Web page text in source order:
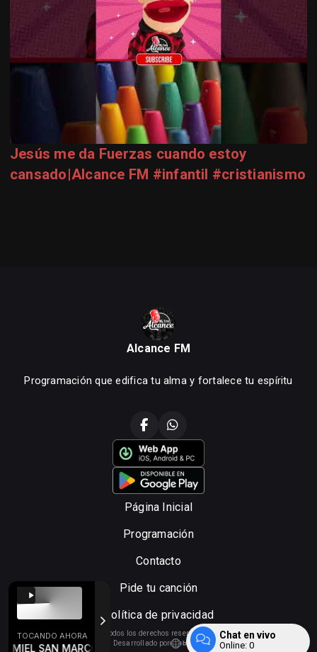
TOCANDO AHORA
SAN MARCOS(1) EMMANUEL - VIDEO OFICIAL - DIOS EN
Jesús me da Fuerzas cuando estoy
cansado|Alcance FM #infantil #cristianismo
Alcance FM
Programación que edifica tu alma y fortalece tu espíritu
Página Inicial
Programación
Contacto
Pide tu canción
Política de privacidad
Todos los derechos reservados.
Desarrollado por
Chat en vivo
Online: 0